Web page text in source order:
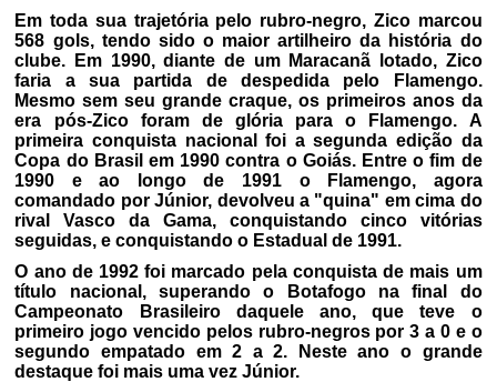
Em toda sua trajetória pelo rubro-negro, Zico marcou
568 gols, tendo sido o maior artilheiro da história do
clube. Em 1990, diante de um Maracanã lotado, Zico
faria a sua partida de despedida pelo Flamengo.
Mesmo sem seu grande craque, os primeiros anos da
era pós-Zico foram de glória para o Flamengo. A
primeira conquista nacional foi a segunda edição da
Copa do Brasil em 1990 contra o Goiás. Entre o fim de
1990 e ao longo de 1991 o Flamengo, agora
comandado por Júnior, devolveu a "quina" em cima do
rival Vasco da Gama, conquistando cinco vitórias
seguidas, e conquistando o Estadual de 1991.
O ano de 1992 foi marcado pela conquista de mais um
título nacional, superando o Botafogo na final do
Campeonato Brasileiro daquele ano, que teve o
primeiro jogo vencido pelos rubro-negros por 3 a 0 e o
segundo empatado em 2 a 2. Neste ano o grande
destaque foi mais uma vez Júnior.